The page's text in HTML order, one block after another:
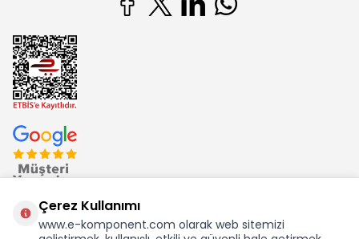
Çerez Kullanımı
www.e-komponent.com olarak web sitemizi